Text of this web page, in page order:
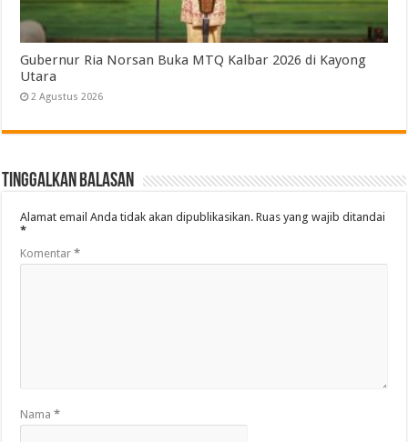
Gubernur Ria Norsan Buka MTQ Kalbar 2026 di Kayong
Utara
2 Agustus 2026
Tinggalkan Balasan
Alamat email Anda tidak akan dipublikasikan. Ruas yang wajib ditandai
*
Komentar*
Nama*